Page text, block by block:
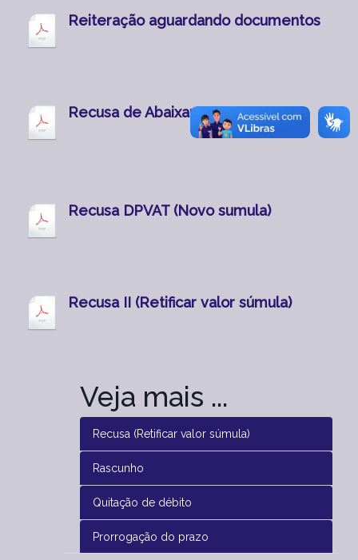
Reiteração aguardando documentos
Recusa de Abaixar
Recusa DPVAT (Novo sumula)
Recusa II (Retificar valor súmula)
Recusa (Retificar valor súmula)
Rascunho
Quitação de débito
Prorrogação do prazo